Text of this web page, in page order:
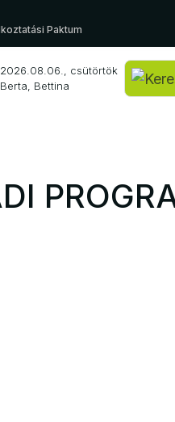
Paktum
2026.08.06., csütörtök
Berta, Bettina